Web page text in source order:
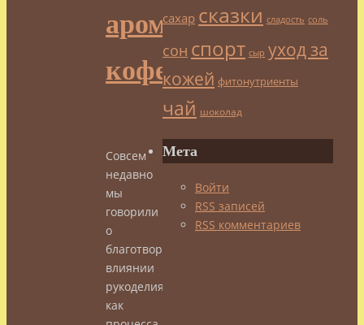
ароматом
кофе
Совсем
недавно
мы
говорили
о
благотворном
влиянии
рукоделия
как
сахар сказки сладость соль
сон спорт сыр уход за
кожей фитонутриенты
чай шоколад
Мета
Войти
RSS записей
RSS комментариев